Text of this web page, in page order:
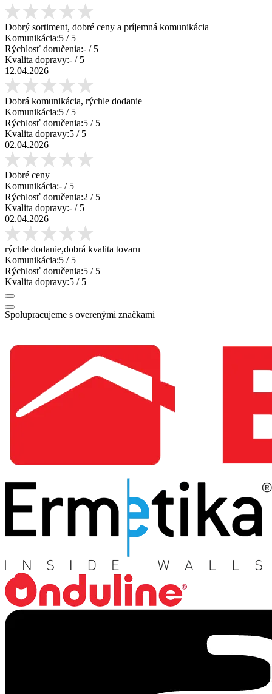
Dobrý sortiment, dobré ceny a príjemná komunikácia
Komunikácia:5 / 5
Rýchlosť doručenia:- / 5
Kvalita dopravy:- / 5
12.04.2026
Dobrá komunikácia, rýchle dodanie
Komunikácia:5 / 5
Rýchlosť doručenia:5 / 5
Kvalita dopravy:5 / 5
02.04.2026
Dobré ceny
Komunikácia:- / 5
Rýchlosť doručenia:2 / 5
Kvalita dopravy:- / 5
02.04.2026
rýchle dodanie,dobrá kvalita tovaru
Komunikácia:5 / 5
Rýchlosť doručenia:5 / 5
Kvalita dopravy:5 / 5
Spolupracujeme s overenými značkami